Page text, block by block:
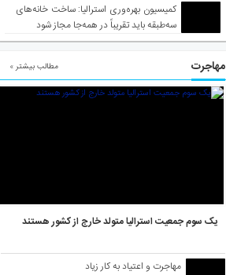
کمیسیون بهره‌وری استرالیا: ساخت خانه‌های
سه‌طبقه باید تقریباً در همه‌جا مجاز شود
مهاجرت مطالب بیشتر »
یک سوم جمعیت استرالیا متولد خارج از کشور هستند
مهاجرت و اعتیاد به کار زیاد